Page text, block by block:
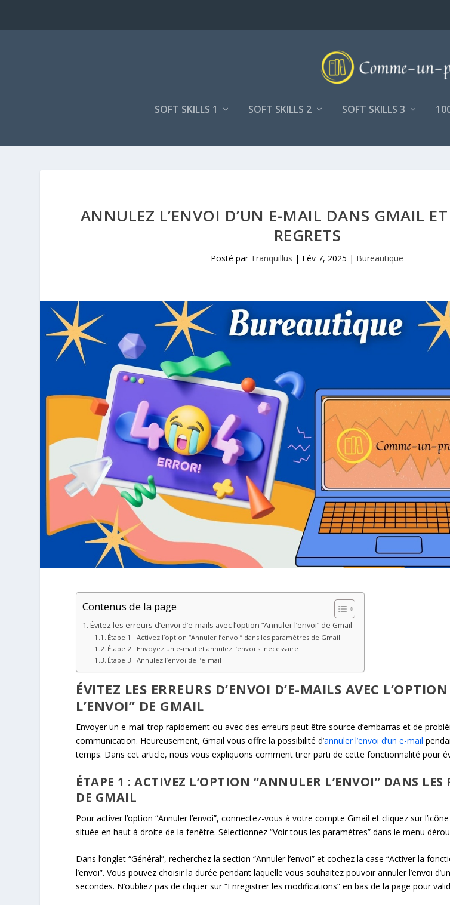
SOFT SKILLS 1 SOFT SKILLS 2 SOFT SKILLS 3
ANNULEZ L’ENVOI D’UN E-MAIL DANS GMAIL ET
REGRETS
Posté par Tranquillus | Fév 7, 2025 | Bureautique
Contenus de la page
Évitez les erreurs d’envoi d’e-mails avec l’option “Annuler l’envoi” de Gmail
Étape 1 : Activez l’option “Annuler l’envoi” dans les paramètres de Gmail
Étape 2 : Envoyez un e-mail et annulez l’envoi si nécessaire
Étape 3 : Annulez l’envoi de l’e-mail
ÉVITEZ LES ERREURS D’ENVOI D’E-MAILS AVEC
L’ENVOI” DE GMAIL
Envoyer un e-mail trop rapidement ou avec des erreurs peut être source d’embarras et de
communication. Heureusement, Gmail vous offre la possibilité d’annuler l’envoi d’un e-mail
temps. Dans cet article, nous vous expliquons comment tirer parti de cette fonctionnalité pour
ÉTAPE 1 : ACTIVEZ L’OPTION “ANNULER L’ENVOI” DANS LES
DE GMAIL
Pour activer l’option “Annuler l’envoi”, connectez-vous à votre compte Gmail et cliquez sur
située en haut à droite de la fenêtre. Sélectionnez “Voir tous les paramètres” dans le menu
Dans l’onglet “Général”, recherchez la section “Annuler l’envoi” et cochez la case “Activer la
l’envoi”. Vous pouvez choisir la durée pendant laquelle vous souhaitez pouvoir annuler l’envoi
secondes. N’oubliez pas de cliquer sur “Enregistrer les modifications” en bas de la page pour